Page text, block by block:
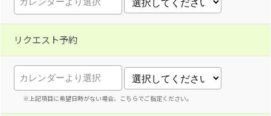
リクエスト予約
※上記項目に希望日時がない場合、こちらでご指定ください。